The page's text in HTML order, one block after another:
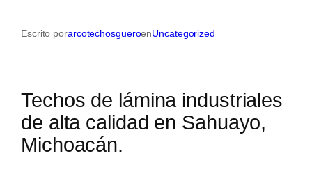
Escrito porarcotechosgueroenUncategorized
Techos de lámina industriales
de alta calidad en Sahuayo,
Michoacán.